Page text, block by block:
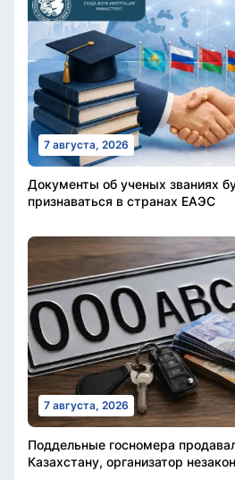
7 августа, 2026
Документы об ученых званиях
признаваться в странах ЕАЭС
7 августа, 2026
Поддельные госномера
Казахстану, организатор